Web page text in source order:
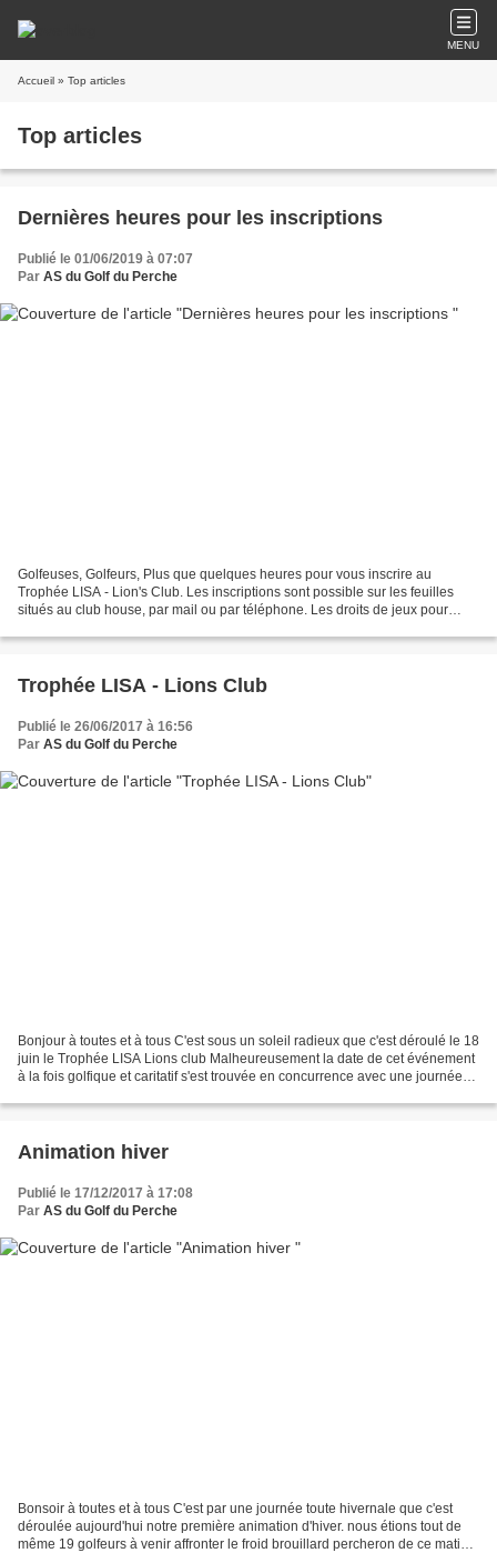
MENU
Accueil » Top articles
Top articles
Dernières heures pour les inscriptions
Publié le 01/06/2019 à 07:07
Par AS du Golf du Perche
Golfeuses, Golfeurs, Plus que quelques heures pour vous inscrire au
Trophée LISA - Lion's Club. Les inscriptions sont possible sur les feuilles
situés au club house, par mail ou par téléphone. Les droits de jeux pour
Trophée LISA - Lions Club
Publié le 26/06/2017 à 16:56
Par AS du Golf du Perche
Bonjour à toutes et à tous C'est sous un soleil radieux que c'est déroulé le 18
juin le Trophée LISA Lions club Malheureusement la date de cet événement
à la fois golfique et caritatif s'est trouvée en concurrence avec une journée
Animation hiver
Publié le 17/12/2017 à 17:08
Par AS du Golf du Perche
Bonsoir à toutes et à tous C'est par une journée toute hivernale que c'est
déroulée aujourd'hui notre première animation d'hiver. nous étions tout de
même 19 golfeurs à venir affronter le froid brouillard percheron de ce matin.